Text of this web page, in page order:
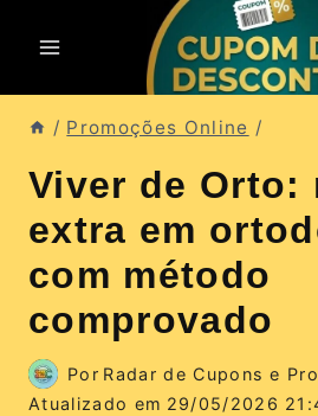
para
o
Conteúdo
/ Promoções Online /
Viver de Orto:
extra em
com método
comprovado
Por Radar de Cupons e
Atualizado em 29/05/2026